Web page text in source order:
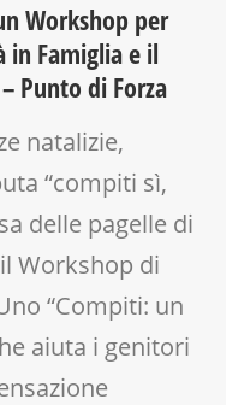
Workshop per
in Famiglia e il
Punto di Forza
natalizie,
“compiti sì,
delle pagelle di
Workshop di
“Compiti: un
aiuta i genitori